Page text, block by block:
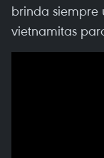
brinda siempre
vietnamitas